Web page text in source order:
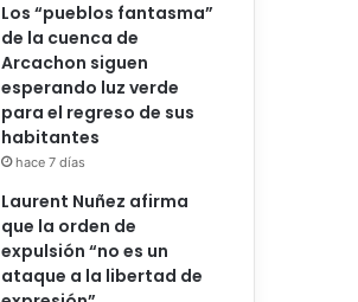
Los “pueblos fantasma”
de la cuenca de
Arcachon siguen
esperando luz verde
para el regreso de sus
habitantes
hace 7 días
Laurent Nuñez afirma
que la orden de
expulsión “no es un
ataque a la libertad de